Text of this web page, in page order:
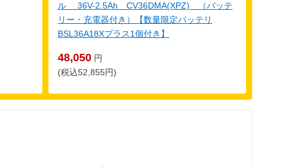
ル 36V-2.5Ah CV36DMA(XPZ) （バッテ
リー・充電器付き）【数量限定バッテリ
BSL36A18Xプラス1個付き】
48,050 円
(税込52,855円)